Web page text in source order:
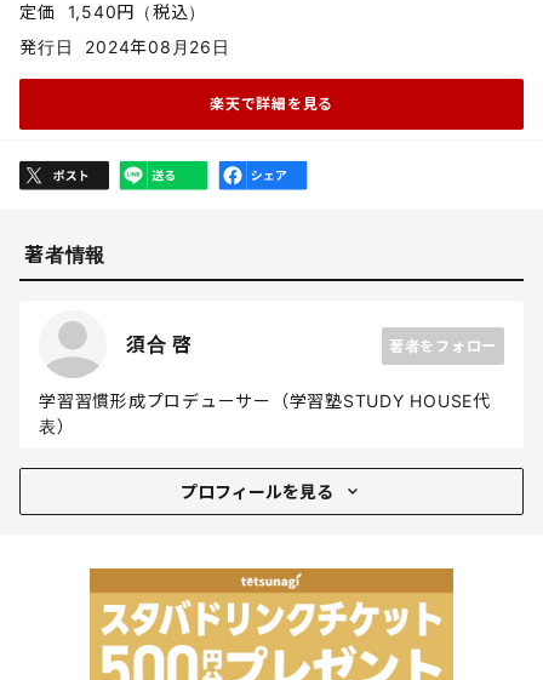
定価
1,540円（税込）
発行日
2024年08月26日
楽天で詳細を見る
著者情報
須合 啓 著者をフォロー
学習習慣形成プロデューサー（学習塾STUDY HOUSE代
表）
プロフィールを見る
秋田県生まれ。20歳から塾講師をスタートさせ、教員生
る。埼玉県の公立高校の商業科に12年間勤務。12年連続
簿記検定全員合格と、偏差値30台の高校から難関大学へ
の進学をサポートした。高校野球部の監督も務める。部員
不足で大会に出られなかった野球部をゼロから作って大会
出場、市内大会優勝などに導く。